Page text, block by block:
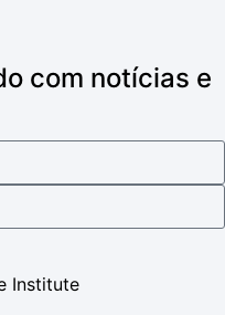
com notícias e
Institute